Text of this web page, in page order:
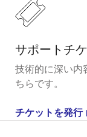
サポートチ
技術的に深い内
ちらです。
チケットを発行